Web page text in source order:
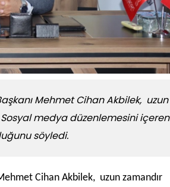
Mehmet Cihan Akbilek, uzun
medya düzenlemesini içeren
söyledi.
Cihan Akbilek, uzun zamandır